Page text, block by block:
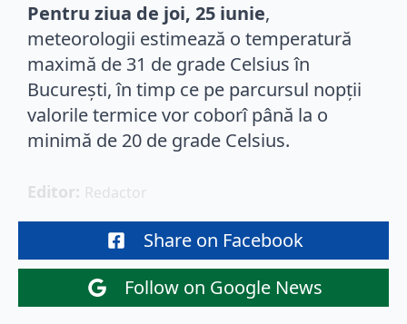
Pentru ziua de joi, 25 iunie,
meteorologii estimează o temperatură
maximă de 31 de grade Celsius în
București, în timp ce pe parcursul nopții
valorile termice vor coborî până la o
minimă de 20 de grade Celsius.
Editor: Redactor
Share on Facebook
Follow on Google News